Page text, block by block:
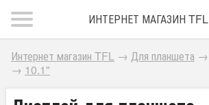
ИНТЕРНЕТ МАГАЗИН TFL
Интернет магазин TFL → Для планшета →
→ 10.1"